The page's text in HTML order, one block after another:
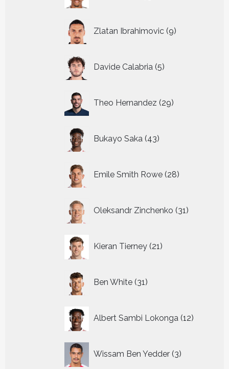
Zlatan Ibrahimovic 9
producten
Davide Calabria 5
producten
Theo Hernandez 29
producten
Bukayo Saka 43
producten
Emile Smith Rowe 28
producten
Oleksandr Zinchenko 31
producten
Kieran Tierney 21
producten
Ben White 31
producten
Albert Sambi Lokonga 12
Wissam Ben Yedder 3
producten